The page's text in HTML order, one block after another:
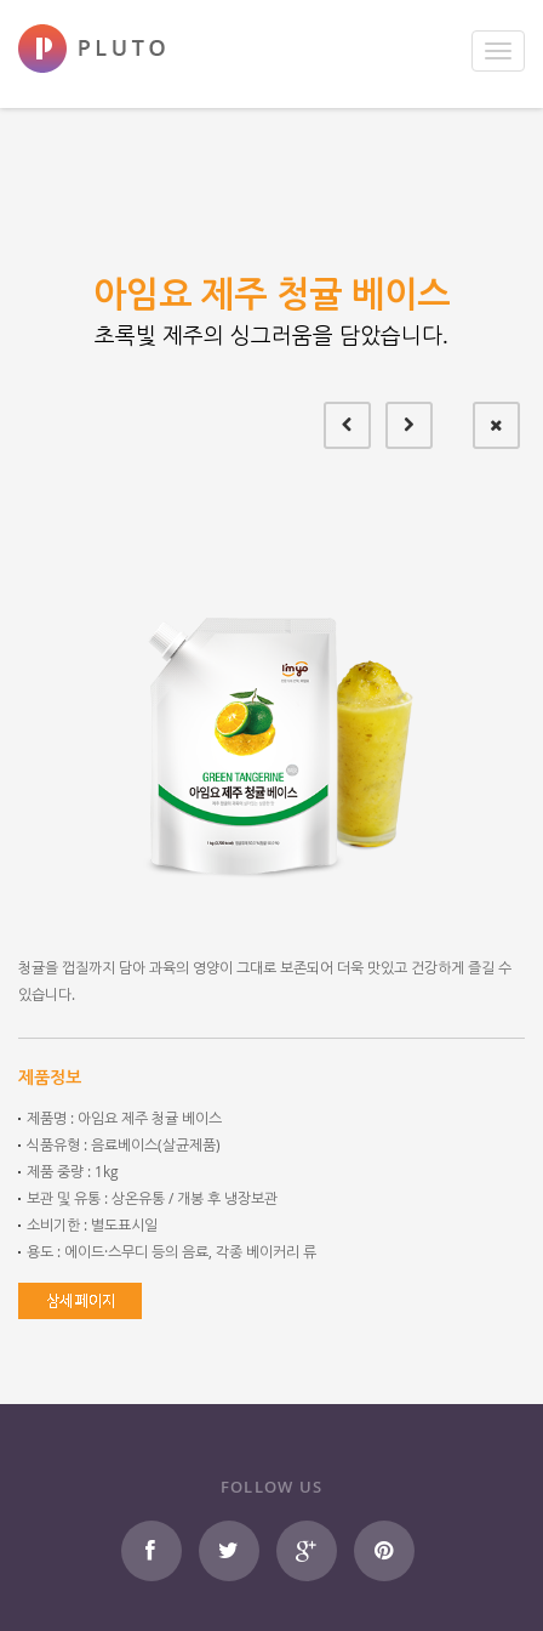
아임요 제주 청귤 베이스
초록빛 제주의 싱그러움을 담았습니다.
청귤을 껍질까지 담아 과육의 영양이 그대로 보존되어 더욱 맛있고 건강하게 즐길 수
있습니다.
제품정보
제품명 : 아임요 제주 청귤 베이스
식품유형 : 음료베이스(살균제품)
제품 중량 : 1kg
보관 및 유통 : 상온유통 / 개봉 후 냉장보관
소비기한 : 별도표시일
용도 : 에이드·스무디 등의 음료, 각종 베이커리 류
FOLLOW US